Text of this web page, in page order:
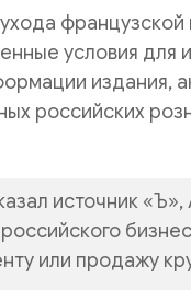
условия
издания,
российских
источник
или продажу